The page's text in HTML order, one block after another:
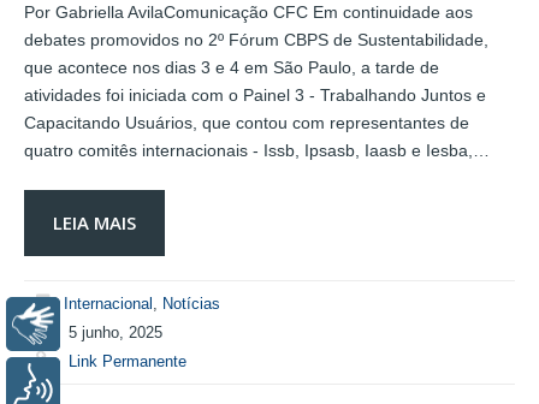
Por Gabriella AvilaComunicação CFC Em continuidade aos
debates promovidos no 2º Fórum CBPS de Sustentabilidade,
que acontece nos dias 3 e 4 em São Paulo, a tarde de
atividades foi iniciada com o Painel 3 - Trabalhando Juntos e
Capacitando Usuários, que contou com representantes de
quatro comitês internacionais - Issb, Ipsasb, Iaasb e Iesba,…
LEIA MAIS
Internacional , Notícias
5 junho, 2025
Link Permanente
Libras